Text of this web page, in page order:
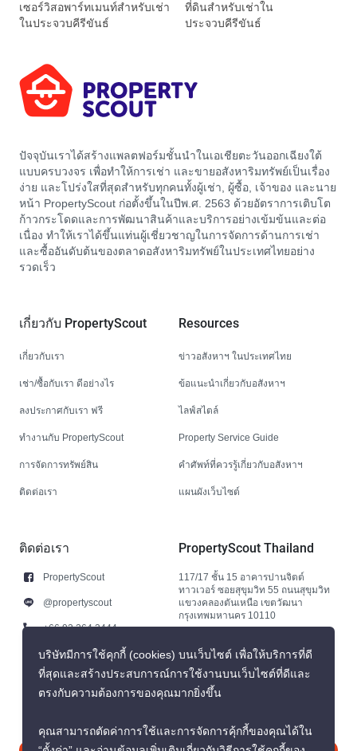
เซอร์วิสอพาร์ทเมนท์สำหรับเช่า
ในประจวบคีรีขันธ์
ที่ดินสำหรับเช่าใน
ประจวบคีรีขันธ์
ปัจจุบันเราได้สร้างแพลตฟอร์มชั้นนำในเอเชียตะวันออกเฉียงใต้
แบบครบวงจร เพื่อทำให้การเช่า และขายอสังหาริมทรัพย์เป็นเรื่อง
ง่าย และโปร่งใสที่สุดสำหรับทุกคนทั้งผู้เช่า, ผู้ซื้อ, เจ้าของ และนาย
หน้า PropertyScout ก่อตั้งขึ้นในปีพ.ศ. 2563 ด้วยอัตราการเติบโต
ก้าวกระโดดและการพัฒนาสินค้าและบริการอย่างเข้มข้นและต่อ
เนื่อง ทำให้เราได้ขึ้นแท่นผู้เชี่ยวชาญในการจัดการด้านการเช่า
และซื้ออันดับต้นของตลาดอสังหาริมทรัพย์ในประเทศไทยอย่าง
รวดเร็ว
เกี่ยวกับ PropertyScout
เกี่ยวกับเรา
เช่า/ซื้อกับเรา ดีอย่างไร
ลงประกาศกับเรา ฟรี
ทำงานกับ PropertyScout
การจัดการทรัพย์สิน
ติดต่อเรา
Resources
ข่าวอสังหาฯ ในประเทศไทย
ข้อแนะนำเกี่ยวกับอสังหาฯ
ไลฟ์สไตล์
Property Service Guide
คำศัพท์ที่ควรรู้เกี่ยวกับอสังหาฯ
แผนผังเว็บไซต์
ติดต่อเรา
PropertyScout
@propertyscout
+66 92 264 3444
+66 92 264 3444
contact@propertyscout.co.th
PropertyScout Thailand
117/17 ชั้น 15 อาคารปานจิตต์
ทาวเวอร์ ซอยสุขุมวิท 55 ถนนสุขุมวิท
แขวงคลองตันเหนือ เขตวัฒนา
กรุงเทพมหานคร 10110
บริษัทมีการใช้คุกกี้ (cookies) บนเว็บไซต์ เพื่อให้บริการที่ดี
ที่สุดและสร้างประสบการณ์การใช้งานบนเว็บไซต์ที่ดีและ
ตรงกับความต้องการของคุณมากยิ่งขึ้น
คุณสามารถตัดค่าการใช้และการจัดการคุ้กกี้ของคุณได้ใน